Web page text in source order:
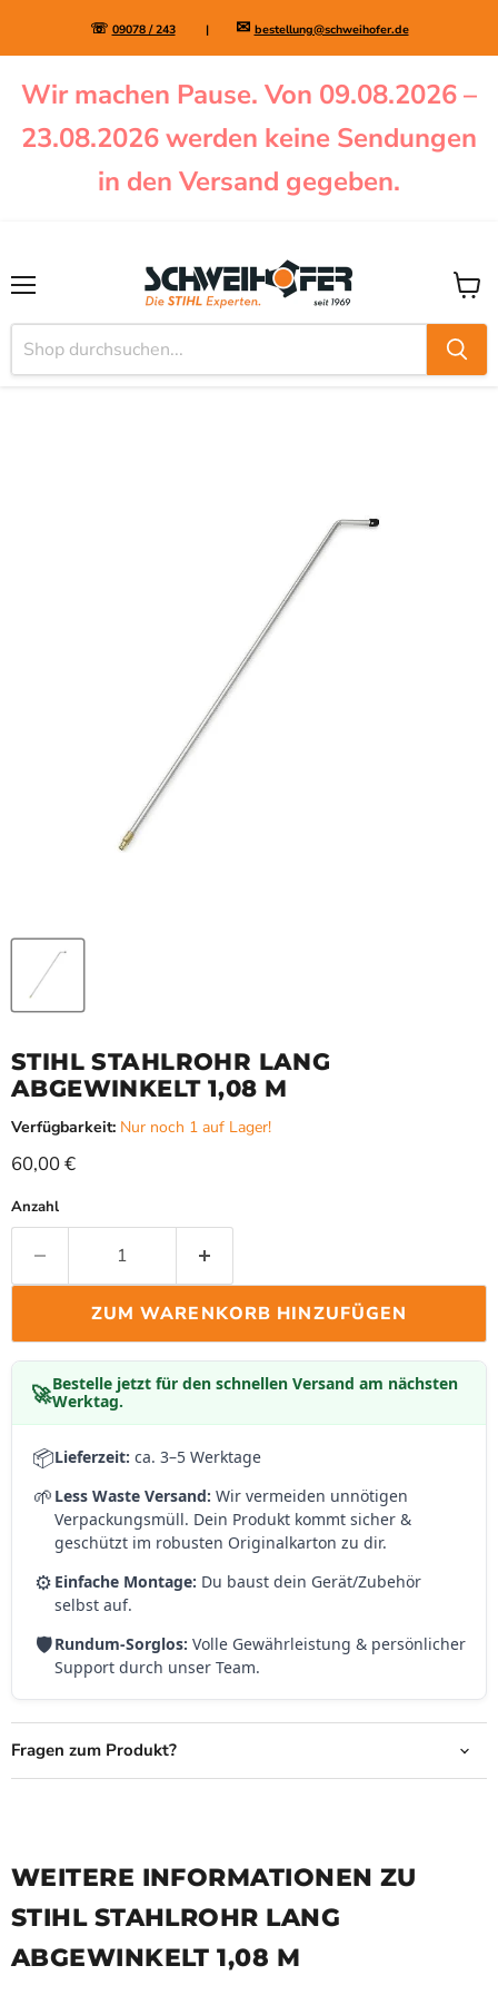
☏ 09078 / 243| ✉ bestellung@schweihofer.de
Wir machen Pause. Von 09.08.2026 –
23.08.2026 werden keine Sendungen
in den Versand gegeben.
STIHL STAHLROHR LANG
ABGEWINKELT 1,08 M
Verfügbarkeit: Nur noch 1 auf Lager!
Aktueller Preis
60,00 €
Anzahl
ZUM WARENKORB HINZUFÜGEN
🚀Bestelle jetzt für den schnellen Versand am nächsten
Werktag.
📦Lieferzeit: ca. 3–5 Werktage
🌱 Less Waste Versand: Wir vermeiden unnötigen
Verpackungsmüll. Dein Produkt kommt sicher &
geschützt im robusten Originalkarton zu dir.
⚙️ Einfache Montage: Du baust dein Gerät/Zubehör
selbst auf.
🛡️Rundum-Sorglos: Volle Gewährleistung & persönlicher
Support durch unser Team.
Fragen zum Produkt?
WEITERE INFORMATIONEN ZU
STIHL STAHLROHR LANG
ABGEWINKELT 1,08 M